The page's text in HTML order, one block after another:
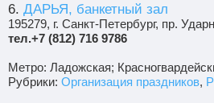
6. ДАРЬЯ, банкетный зал
195279, г. Санкт-Петербург, пр.
тел.+7 (812) 716 9786
Метро: Ладожская;
Рубрики: Организация праздников,